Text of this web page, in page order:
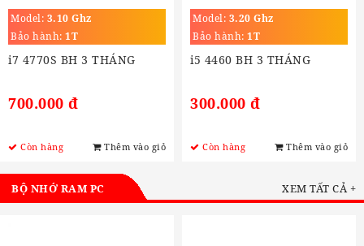
Model: 3.10 Ghz
Bảo hành: 1T
i7 4770S BH 3 THÁNG
700.000 đ
Còn hàng Thêm vào giỏ
Model: 3.20 Ghz
Bảo hành: 1T
i5 4460 BH 3 THÁNG
300.000 đ
Còn hàng Thêm vào giỏ
BỘ NHỚ RAM PC XEM TẤT CẢ +